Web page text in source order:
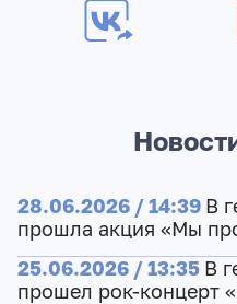
28.06.2026 / 14:39 В
прошла акция «Мы
25.06.2026 / 13:35 В
прошел рок-концерт